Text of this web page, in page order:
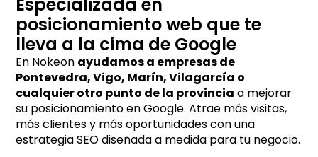
Especializada en
posicionamiento web que te
lleva a la cima de Google
En Nokeon ayudamos a empresas de
Pontevedra, Vigo, Marín, Vilagarcía o
cualquier otro punto de la provincia a mejorar
su posicionamiento en Google. Atrae más visitas,
más clientes y más oportunidades con una
estrategia SEO diseñada a medida para tu negocio.